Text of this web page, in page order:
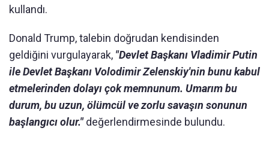
kullandı.
Donald Trump, talebin doğrudan kendisinden
geldiğini vurgulayarak, "Devlet Başkanı Vladimir Putin
ile Devlet Başkanı Volodimir Zelenskiy'nin bunu kabul
etmelerinden dolayı çok memnunum. Umarım bu
durum, bu uzun, ölümcül ve zorlu savaşın sonunun
başlangıcı olur."değerlendirmesinde bulundu.